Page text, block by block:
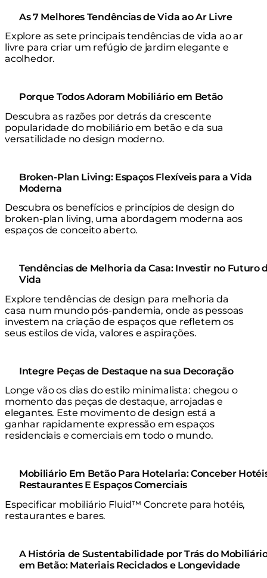
As 7 Melhores Tendências de Vida ao Ar Livre
Explore as sete principais tendências de vida ao ar
livre para criar um refúgio de jardim elegante e
acolhedor.
Porque Todos Adoram Mobiliário em Betão
Descubra as razões por detrás da crescente
popularidade do mobiliário em betão e da sua
versatilidade no design moderno.
Broken-Plan Living: Espaços Flexíveis para a Vida
Moderna
Descubra os benefícios e princípios de design do
broken-plan living, uma abordagem moderna aos
espaços de conceito aberto.
Tendências de Melhoria da Casa: Investir no Futuro
Vida
Explore tendências de design para melhoria da
casa num mundo pós-pandemia, onde as pessoas
investem na criação de espaços que refletem os
seus estilos de vida, valores e aspirações.
Integre Peças de Destaque na sua Decoração
Longe vão os dias do estilo minimalista: chegou o
momento das peças de destaque, arrojadas e
elegantes. Este movimento de design está a
ganhar rapidamente expressão em espaços
residenciais e comerciais em todo o mundo.
Mobiliário Em Betão Para Hotelaria: Conceber
Restaurantes E Espaços Comerciais
Especificar mobiliário Fluid™ Concrete para hotéis,
restaurantes e bares.
A História de Sustentabilidade por Trás do
em Betão: Materiais Reciclados e Longevidade